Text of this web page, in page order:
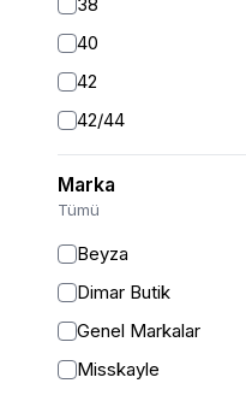
Kız Çocuk Pantolon
Kız Çocuk Takım
Kız Çocuk Etek
40
42
42/44
44
46
Marka
Tümü
Beyza
Dimar Butik
Genel Markalar
Misskayle